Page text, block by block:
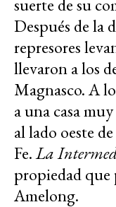
suerte de su
Después de la
represores
llevaron a los
Magnasco. A
a una casa
al lado oeste
Fe.La
propiedad que
Amelong.